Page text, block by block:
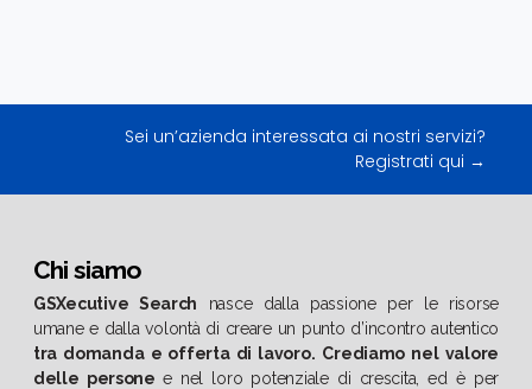
Sei un’azienda interessata ai nostri servizi?
Registrati qui →
Chi siamo
GSXecutive Search nasce dalla passione per le risorse
umane e dalla volontà di creare un punto d’incontro autentico
tra domanda e offerta di lavoro. Crediamo nel valore
delle personee nel loro potenziale di crescita, ed è per